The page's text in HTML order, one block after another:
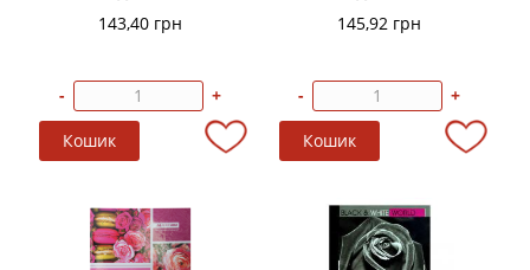
143,40 грн
- +
145,92 грн
- +